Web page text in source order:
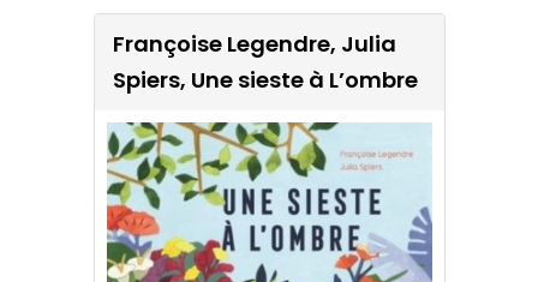
Françoise Legendre, Julia
Spiers, Une sieste à L’ombre